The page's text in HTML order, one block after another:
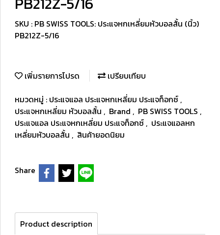
SKU : PB SWISS TOOLS: ประแจหกเหลี่ยมหัวบอลสั้น (นิ้ว)
PB212Z-5/16
เพิ่มรายการโปรด
เปรียบเทียบ
หมวดหมู่ : ประแจแอล ประแจหกเหลี่ยม ประแจท็อกซ์ ,
ประแจหกเหลี่ยม หัวบอลสั้น , Brand , PB SWISS TOOLS ,
ประแจแอล ประแจหกเหลี่ยม ประแจท็อกซ์ , ประแจแอลหก
เหลี่ยมหัวบอลสั้น , สินค้ายอดนิยม
Share
Product description